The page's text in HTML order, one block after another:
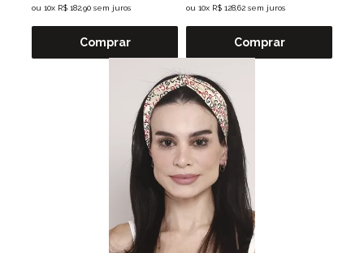
ou 10x R$ 182,90 sem juros
Comprar
ou 10x R$ 128,62 sem juros
Comprar